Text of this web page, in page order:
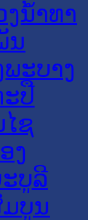
ນໍ້າທາ
ນ
ະບາງ
ປື
ຊ
ງ
ບູລີ
ບູນ